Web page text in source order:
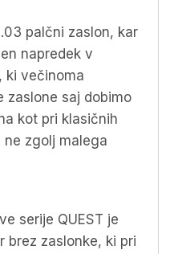
palčni zaslon, kar
napredek v
ki večinoma
zaslone saj dobimo
kot pri klasičnih
ne zgolj malega
serije QUEST je
brez zaslonke, ki pri